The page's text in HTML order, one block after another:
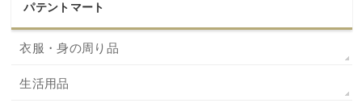
パテントマート
衣服・身の周り品
生活用品